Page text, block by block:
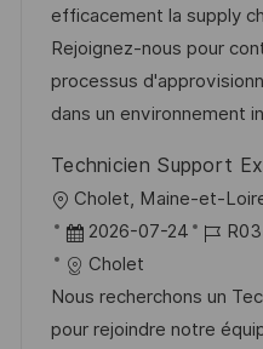
l
i
c
h
u
n
g
d
e
r
V
r
ö
f
e
n
g
o
r
i
efficacement la supply
Rejoignez-nous pour
processus
dans un environnement
Technicien Support
O
r
t
Cholet, Maine-et-
D
a
t
u
2026-07-24
J
b
-
Cholet
Nous recherchons un
pour rejoindre notre